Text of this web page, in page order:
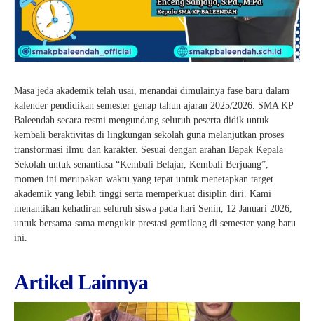
Masa jeda akademik telah usai, menandai dimulainya fase baru dalam
kalender pendidikan semester genap tahun ajaran 2025/2026. SMA KP
Baleendah secara resmi mengundang seluruh peserta didik untuk
kembali beraktivitas di lingkungan sekolah guna melanjutkan proses
transformasi ilmu dan karakter. Sesuai dengan arahan Bapak Kepala
Sekolah untuk senantiasa “Kembali Belajar, Kembali Berjuang”,
momen ini merupakan waktu yang tepat untuk menetapkan target
akademik yang lebih tinggi serta memperkuat disiplin diri. Kami
menantikan kehadiran seluruh siswa pada hari Senin, 12 Januari 2026,
untuk bersama-sama mengukir prestasi gemilang di semester yang baru
ini.
Artikel Lainnya